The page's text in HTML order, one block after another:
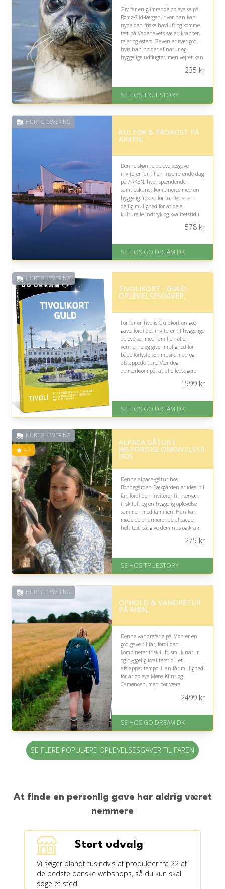
Giv far en glimrende oplevelse på
Rømø-Sild-færgen, hvor han kan
nyde den friske havluft og komme
tæt på Vadehavets sæler, krabber,
rejer og østers. Gaven er især god,
hvis han holder af natur og
hyggelige udflugter, men vejret kan
påvirke oplevelsen.
Eller lav digitalt gavekort med det
Fremragende Trustpilot rating
235 kr
SE HOS TRUESTORY
HURTIG LEVERING
KULTUR & FROKOST PÅ
ARKEN,
Denne skønne oplevelsesgave
inviterer far til en inspirerende dag
på ARKEN, hvor spændende
samtidskunst kombineres med en
hyggelig frokost for to. Det er en
dejlig mulighed for at dele
kulturelle indtryk og kvalitetstid i
På lager
Levering: E-gavekort kan leveres
578kr
SE HOS GO DREAM DK
HURTIG LEVERING
TIVOLIKORT - GULD,
OPLEVELSESGAVER,
For far er Tivolis Guldkort en god
gave, fordi det inviterer til hyggelige
oplevelser med familien eller
vennerne og giver mulighed for
både forlystelser, musik, mad og
afslappede ture. Vær dog
opmærksom på, at alle ledsagere
inden for 1 time
1599kr
SE HOS GO DREAM DK
HURTIG LEVERING
4.7
ALPACA GÅTUR I
HISTORISKE OMGIVELSER
HOS
Denne alpaca-gåtur hos
Bondegården Bækgården er ideel til
far, fordi den inviterer til nærvær,
frisk luft og en hyggelig oplevelse
sammen med familien. Han kan
møde de charmerende alpacaer
helt tæt på, give dem nus og kram
Eller lav digitalt gavekort med det
Fremragende Trustpilot rating
275 kr
SE HOS TRUESTORY
HURTIG LEVERING
OPHOLD & VANDRETUR
PÅ MØN,
Denne vandreferie på Møn er en
god gave til far, fordi den
kombinerer frisk luft, smuk natur
og hyggelig kvalitetstid i et
afslappet tempo. Han får mulighed
for at opleve Møns Klint og
Camønoen, men bør være
opmærksom på, at turen kræver
På lager
Levering: E-gavekort kan leveres
2499kr
SE HOS GO DREAM DK
SE FLERE POPULÆRE OPLEVELSESGAVER TIL FAREN
At finde en personlig gave har aldrig været
nemmere
Stort udvalg
Vi søger blandt tusindvis af produkter fra 22 af
de bedste danske webshops, så du kun skal
søge et sted.